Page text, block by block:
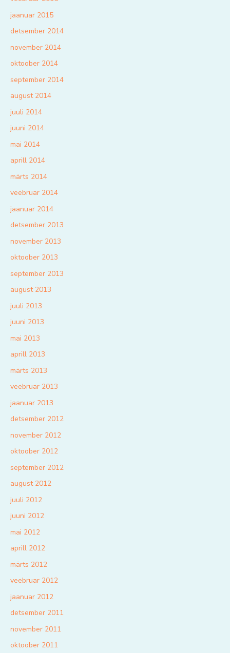
jaanuar 2015
detsember 2014
november 2014
oktoober 2014
september 2014
august 2014
juuli 2014
juuni 2014
mai 2014
aprill 2014
märts 2014
veebruar 2014
jaanuar 2014
detsember 2013
november 2013
oktoober 2013
september 2013
august 2013
juuli 2013
juuni 2013
mai 2013
aprill 2013
märts 2013
veebruar 2013
jaanuar 2013
detsember 2012
november 2012
oktoober 2012
september 2012
august 2012
juuli 2012
juuni 2012
mai 2012
aprill 2012
märts 2012
veebruar 2012
jaanuar 2012
detsember 2011
november 2011
oktoober 2011